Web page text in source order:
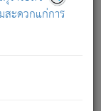
สะดวกแก่การ